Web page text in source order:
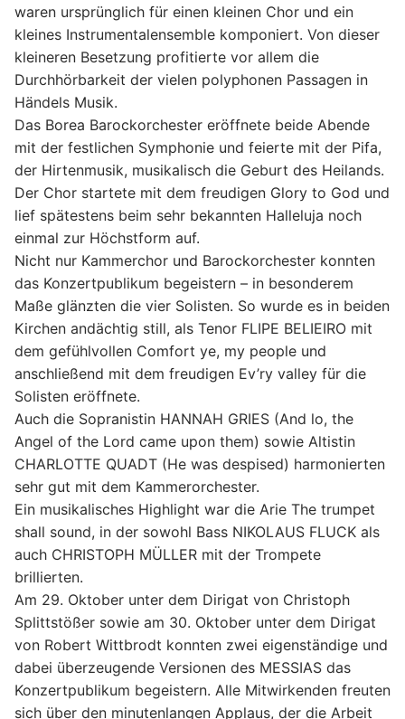
waren ursprünglich für einen kleinen Chor und ein
kleines Instrumentalensemble komponiert. Von dieser
kleineren Besetzung profitierte vor allem die
Durchhörbarkeit der vielen polyphonen Passagen in
Händels Musik.
Das Borea Barockorchester eröffnete beide Abende
mit der festlichen Symphonie und feierte mit der Pifa,
der Hirtenmusik, musikalisch die Geburt des Heilands.
Der Chor startete mit dem freudigen Glory to God und
lief spätestens beim sehr bekannten Halleluja noch
einmal zur Höchstform auf.
Nicht nur Kammerchor und Barockorchester konnten
das Konzertpublikum begeistern – in besonderem
Maße glänzten die vier Solisten. So wurde es in beiden
Kirchen andächtig still, als Tenor FLIPE BELIEIRO mit
dem gefühlvollen Comfort ye, my people und
anschließend mit dem freudigen Ev’ry valley für die
Solisten eröffnete.
Auch die Sopranistin HANNAH GRIES (And lo, the
Angel of the Lord came upon them) sowie Altistin
CHARLOTTE QUADT (He was despised) harmonierten
sehr gut mit dem Kammerorchester.
Ein musikalisches Highlight war die Arie The trumpet
shall sound, in der sowohl Bass NIKOLAUS FLUCK als
auch CHRISTOPH MÜLLER mit der Trompete
brillierten.
Am 29. Oktober unter dem Dirigat von Christoph
Splittstößer sowie am 30. Oktober unter dem Dirigat
von Robert Wittbrodt konnten zwei eigenständige und
dabei überzeugende Versionen des MESSIAS das
Konzertpublikum begeistern. Alle Mitwirkenden freuten
sich über den minutenlangen Applaus, der die Arbeit